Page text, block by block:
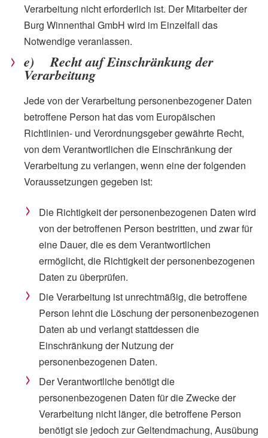
Verarbeitung nicht erforderlich ist. Der Mitarbeiter der
Burg Winnenthal GmbH wird im Einzelfall das
Notwendige veranlassen.
e) Recht auf Einschränkung der
Verarbeitung
Jede von der Verarbeitung personenbezogener Daten
betroffene Person hat das vom Europäischen
Richtlinien- und Verordnungsgeber gewährte Recht,
von dem Verantwortlichen die Einschränkung der
Verarbeitung zu verlangen, wenn eine der folgenden
Voraussetzungen gegeben ist:
Die Richtigkeit der personenbezogenen Daten wird
von der betroffenen Person bestritten, und zwar für
eine Dauer, die es dem Verantwortlichen
ermöglicht, die Richtigkeit der personenbezogenen
Daten zu überprüfen.
Die Verarbeitung ist unrechtmäßig, die betroffene
Person lehnt die Löschung der personenbezogenen
Daten ab und verlangt stattdessen die
Einschränkung der Nutzung der
personenbezogenen Daten.
Der Verantwortliche benötigt die
personenbezogenen Daten für die Zwecke der
Verarbeitung nicht länger, die betroffene Person
benötigt sie jedoch zur Geltendmachung, Ausübung